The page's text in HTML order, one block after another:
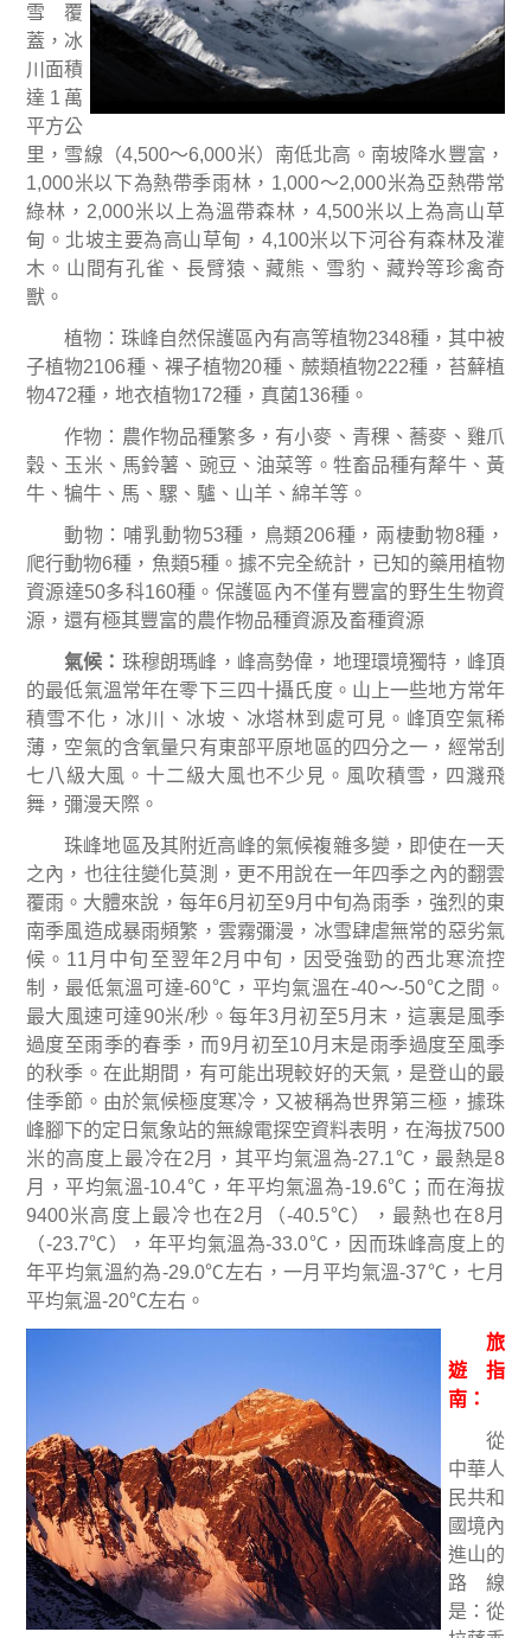
雪覆
蓋，冰
川面積
達 1 萬
平方公
里，雪線（4,500～6,000米）南低北高。南坡降水豐富，
1,000米以下為熱帶季雨林， 1,000～2,000米為亞熱帶常
綠林， 2,000米以上為溫帶森林， 4,500米以上為高山草
甸。北坡主要為高山草甸， 4,100米以下河谷有森林及灌
木。山間有孔雀、長臂猿、藏熊、雪豹、藏羚等珍禽奇
獸。
植物 ： 珠峰自然保護區內有高等植物2348種，其中被
子植物2106種、裸子植物20種、蕨類植物222種，苔蘚植
物472種，地衣植物172種，真菌136種。
作物 ： 農作物品種繁多，有小麥、青稞、蕎麥、雞爪
穀、玉米、馬鈴薯、豌豆、油菜等。牲畜品種有犛牛、黃
牛、犏牛、馬、騾、驢、山羊、綿羊等。
動物 ： 哺乳動物53種，鳥類206種，兩棲動物8種，
爬行動物6種，魚類5種。據不完全統計，已知的藥用植物
資源達50多科160種。保護區內不僅有豐富的野生生物資
源，還有極其豐富的農作物品種資源及畜種資源
氣候 ： 珠穆朗瑪峰，峰高勢偉，地理環境獨特，峰頂
的最低氣溫常年在零下三四十攝氏度。山上一些地方常年
積雪不化，冰川、冰坡、冰塔林到處可見。峰頂空氣稀
薄，空氣的含氧量只有東部平原地區的四分之一，經常刮
七八級大風。十二級大風也不少見。風吹積雪，四濺飛
舞，彌漫天際。
珠峰地區及其附近高峰的氣候複雜多變，即使在一天
之內，也往往變化莫測， 更不用說在一年四季之內的翻雲
覆雨。大體來說，每年6月初至9月中旬為雨季， 強烈的東
南季風造成暴雨頻繁，雲霧彌漫，冰雪肆虐無常的惡劣氣
候。 11 月中旬至翌年2 月中旬，因受強勁的西北寒流控
制，最低氣溫可達-60℃ ，平均氣溫在-40～-50℃之間。
最大風速可達90米/秒。每年3 月初至5月末，這裏是風季
過度至雨季的春季，而9月初至10月末是雨季過度至風季
的秋季。在此期間，有可能出現較好的天氣，是登山的最
佳季節。由於氣候極度寒冷，又被稱為世界第三極，據珠
峰腳下的定日氣象站的無線電探空資料表明，在海拔7500
米的高度上最冷在2月，其平均氣溫為-27.1℃ ，最熱是8
月，平均氣溫-10.4℃ ，年平均氣溫為-19.6℃ ；而在海拔
9400米高度上最冷也在2 月（-40.5℃），最熱也在8月
（-23.7℃），年平均氣溫為-33.0℃ ，因而珠峰高度上的
年平均氣溫約為-29.0℃左右，一月平均氣溫-37℃ ，七月
平均氣溫-20℃左右。
旅
遊指
南 ：
從
中華人
民共和
國境內
進山的
路線
是：從